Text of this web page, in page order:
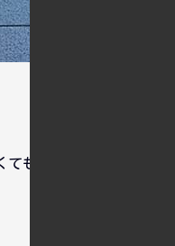
もよいですね。わたくし